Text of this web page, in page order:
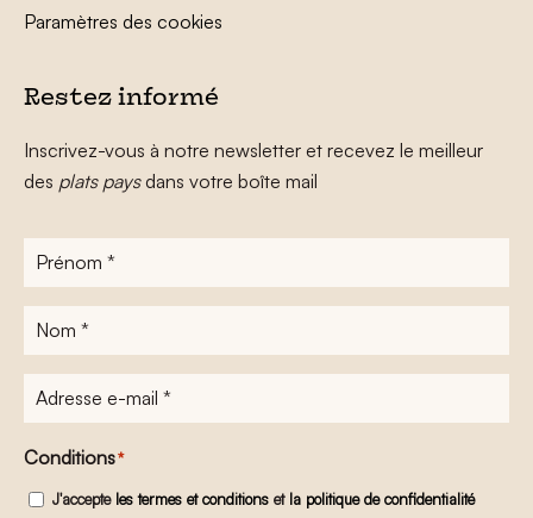
Paramètres des cookies
Restez informé
Inscrivez-vous à notre newsletter et recevez le meilleur
des plats paysdans votre boîte mail
Prénom
Nom
Adresse
e-
mail*
Conditions*
J'accepte les termes et conditions et la politique de confidentialité